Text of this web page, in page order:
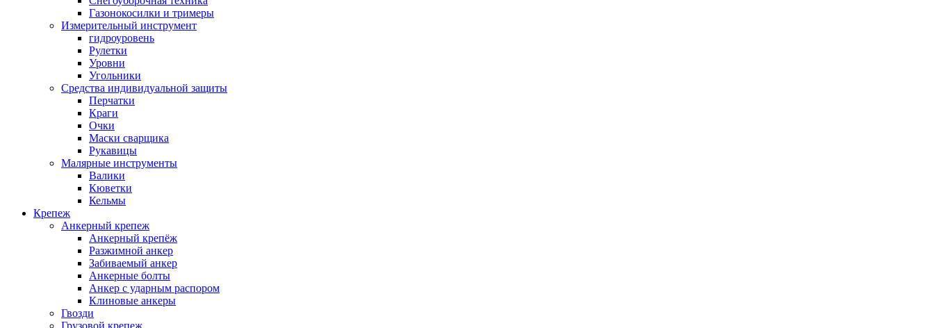
Газонокосилки и тримеры
Измерительный инструмент
гидроуровень
Рулетки
Уровни
Угольники
Средства индивидуальной защиты
Перчатки
Краги
Очки
Маски сварщика
Рукавицы
Малярные инструменты
Валики
Кюветки
Кельмы
Крепеж
Анкерный крепеж
Анкерный крепёж
Разжимной анкер
Забиваемый анкер
Анкерные болты
Анкер с ударным распором
Клиновые анкеры
Гвозди